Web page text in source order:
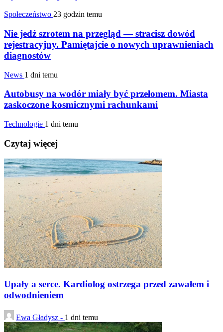
Społeczeństwo 23 godzin temu
Nie jedź szrotem na przegląd — stracisz dowód
rejestracyjny. Pamiętajcie o nowych uprawnieniach
diagnostów
News 1 dni temu
Autobusy na wodór miały być przełomem. Miasta
zaskoczone kosmicznymi rachunkami
Technologie 1 dni temu
Czytaj więcej
Upały a serce. Kardiolog ostrzega przed zawałem i
odwodnieniem
Ewa Gładysz - 1 dni temu